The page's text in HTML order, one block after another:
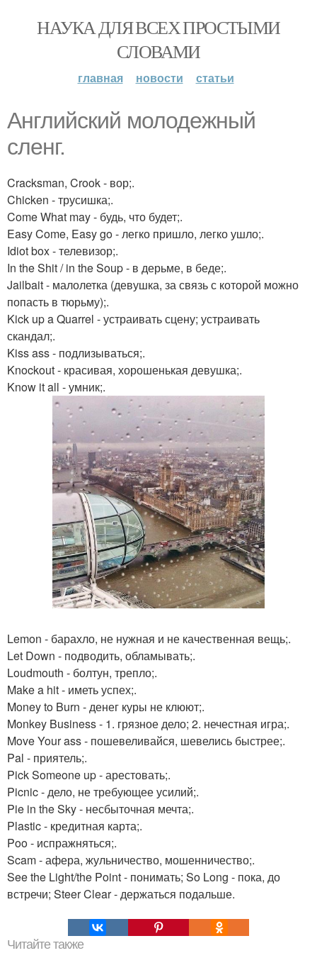
НАУКА ДЛЯ ВСЕХ ПРОСТЫМИ
СЛОВАМИ
главная новости статьи
Английский молодежный
сленг.
Cracksman, Crook - вор;.
Chicken - трусишка;.
Come What may - будь, что будет;.
Easy Come, Easy go - легко пришло, легко ушло;.
Idiot box - телевизор;.
In the Shit / in the Soup - в дерьме, в беде;.
Jailbait - малолетка (девушка, за связь с которой можно
попасть в тюрьму);.
Kick up a Quarrel - устраивать сцену; устраивать
скандал;.
Kiss ass - подлизываться;.
Knockout - красивая, хорошенькая девушка;.
Know it all - умник;.
Lemon - барахло, не нужная и не качественная вещь;.
Let Down - подводить, обламывать;.
Loudmouth - болтун, трепло;.
Make a hit - иметь успех;.
Money to Burn - денег куры не клюют;.
Monkey Business - 1. грязное дело; 2. нечестная игра;.
Move Your ass - пошевеливайся, шевелись быстрее;.
Pal - приятель;.
Pick Someone up - арестовать;.
Picnic - дело, не требующее усилий;.
Pie in the Sky - несбыточная мечта;.
Plastic - кредитная карта;.
Poo - испражняться;.
Scam - афера, жульничество, мошенничество;.
See the Light/the Point - понимать; So Long - пока, до
встречи; Steer Clear - держаться подальше.
Читайте также